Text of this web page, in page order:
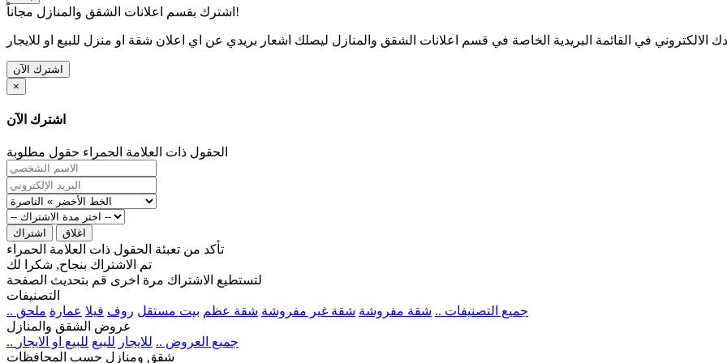
اشترك بقسم اعلانات الشقق والمنازل مجاناً!
الالكتروني في القائمة البريدية الخاصة في قسم اعلانات الشقق والمنازل ليصلك اشعار بريدي عن اي اعلان شقة او منزل للبيع او للايجار
اشترك الآن
×
اشترك الآن
الحقول ذات العلامة الحمراء حقول مطلوبة
اشتراك اغلاق
تأكد من تعبئة الحقول ذات العلامة الحمراء
تم الاشتراك بنجاح, شكرا لك
لتستطيع الاشتراك مرة اخرى قم بتحديث الصفحة
التصنيفات
.. جميع التصنيفات .. شقة مفروشة شقة غير مفروشة شقة عظم بيت مستقل روف فيلا عمارة ملحق
عروض الشقق والمنازل
.. جميع العروض .. للايجار للبيع للبيع او الايجار
شقق ومنازل حسب المحافظات